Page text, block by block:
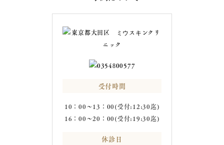
受付時間
10：00～13：00(受付:12:30迄)
16：00～20：00(受付:19:30迄)
休診日